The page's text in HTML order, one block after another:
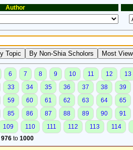
Author
6 7 8 9 10 11 12
13
33 34 35 36 37 38
39
59 60 61 62 63 64
65
85 86 87 88 89 90
91
109 110 111 112 113
114
976 to 1000